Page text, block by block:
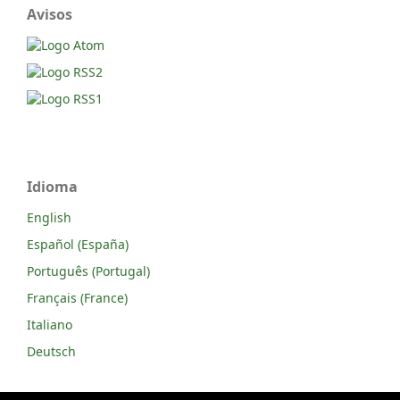
Avisos
Idioma
English
Español (España)
Português (Portugal)
Français (France)
Italiano
Deutsch